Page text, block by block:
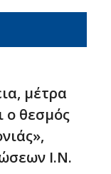
μέτρα
ο θεσμός
Ι.Ν.